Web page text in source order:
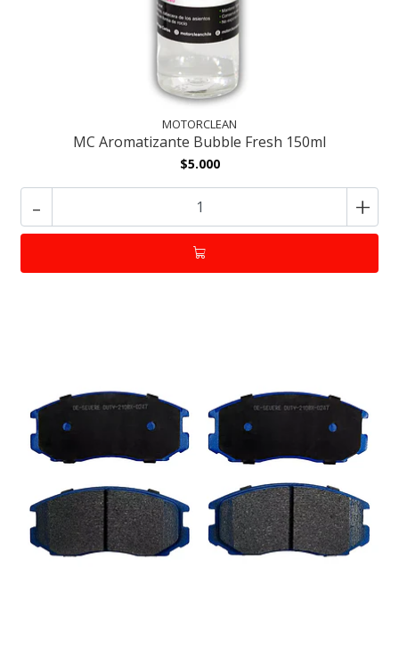
MOTORCLEAN
MC Aromatizante Bubble Fresh 150ml
$5.000
- +